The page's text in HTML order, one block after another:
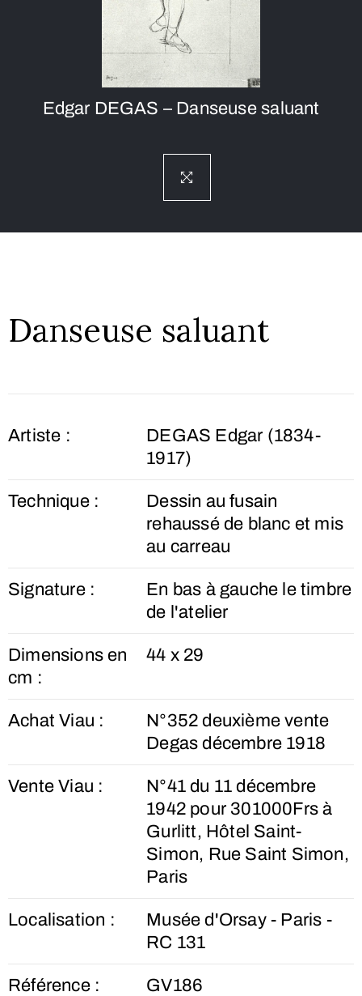
Edgar DEGAS – Danseuse saluant
Danseuse saluant
Artiste :
DEGAS Edgar (1834-
1917)
Technique :
Dessin au fusain
rehaussé de blanc et mis
au carreau
Signature :
En bas à gauche le timbre
de l'atelier
Dimensions en
cm :
44 x 29
Achat Viau :
N°352 deuxième vente
Degas décembre 1918
Vente Viau :
N°41 du 11 décembre
1942 pour 301000Frs à
Gurlitt, Hôtel Saint-
Simon, Rue Saint Simon,
Paris
Localisation :
Musée d'Orsay - Paris -
RC 131
Référence : GV186